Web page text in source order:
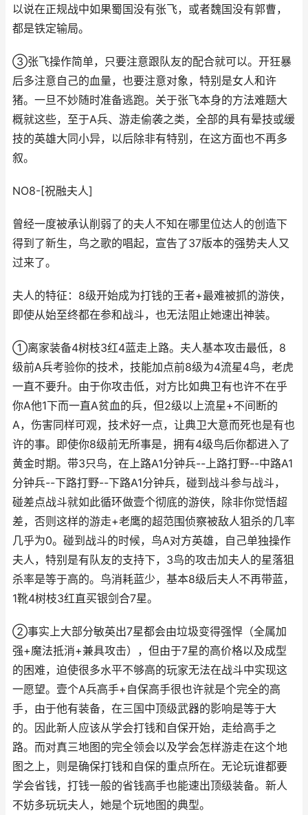
以说在正规战中如果蜀国没有张飞，或者魏国没有郭曹，
都是铁定输局。
③张飞操作简单，只要注意跟队友的配合就可以。开狂暴
后多注意自己的血量，也要注意对象，特别是女人和许
猪。一旦不妙随时准备逃跑。关于张飞本身的方法难题大
概就这些，至于A兵、游走偷袭之类，全部的具有晕技或缓
技的英雄大同小异，以后除非有特别，在这方面也不再多
叙。
NO8-[祝融夫人]
曾经一度被承认削弱了的夫人不知在哪里位达人的创造下
得到了新生，鸟之歌的唱起，宣告了37版本的强势夫人又
过来了。
夫人的特征：8级开始成为打钱的王者+最难被抓的游侠，
即使从始至终都在参和战斗，也无法阻止她速出神装。
①离家装备4树枝3红4蓝走上路。夫人基本攻击最低，8
级前A兵考验你的技术，技能加点前8级为4流星4鸟，老虎
一直不要升。由于你攻击低，对方比如典卫有也许不在乎
你A他1下而一直A贫血的兵，但2级以上流星+不间断的
A，伤害同样可观，技术好一点，让典卫大意而死也是有也
许的事。即使你8级前无所事是，拥有4级鸟后你都进入了
黄金时期。带3只鸟，在上路A1分钟兵--上路打野--中路A1
分钟兵--下路打野--下路A1分钟兵，碰到战斗参与战斗，
碰差点战斗就如此循环做壹个彻底的游侠，除非你觉悟超
差，否则这样的游走+老鹰的超范围侦察被敌人狙杀的几率
几乎为0。碰到战斗的时候，鸟A对方英雄，自己单独操作
夫人，特别是有队友的支持下，3鸟的攻击加夫人的星落狙
杀率是等于高的。鸟消耗蓝少，基本8级后夫人不再带蓝，
1靴4树枝3红直买银剑合7星。
②事实上大部分敏英出7星都会由垃圾变得强悍（全属加
强+魔法抵消+兼具攻击），但由于7星的高价格以及成型
的困难，迫使很多水平不够高的玩家无法在战斗中实现这
一愿望。壹个A兵高手+自保高手很也许就是个完全的高
手，由于他有装备，在三国中顶级武器的影响是等于大
的。因此新人应该从学会打钱和自保开始，走给高手之
路。而对真三地图的完全领会以及学会怎样游走在这个地
图之上，则是确保打钱和自保的重点所在。无论玩谁都要
学会省钱，打钱一般的省钱高手也能速出顶级装备。新人
不妨多玩玩夫人，她是个玩地图的典型。